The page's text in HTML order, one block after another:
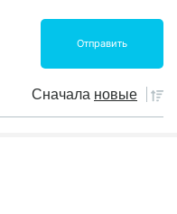
Сначала новые